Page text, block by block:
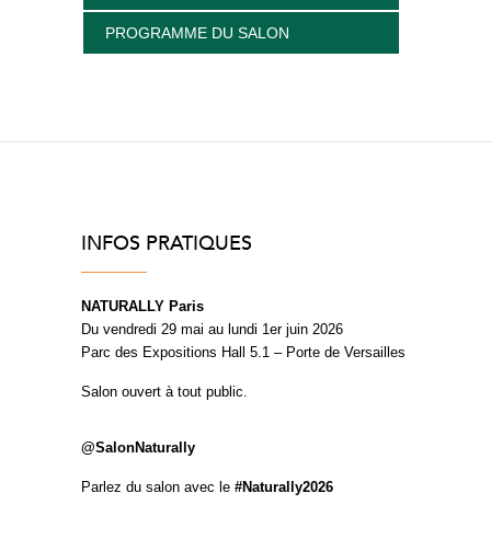
PROGRAMME DU SALON
INFOS PRATIQUES
NATURALLY Paris
Du vendredi 29 mai au lundi 1er juin 2026
Parc des Expositions Hall 5.1 – Porte de Versailles
Salon ouvert à tout public.
@SalonNaturally
Parlez du salon avec le #Naturally2026